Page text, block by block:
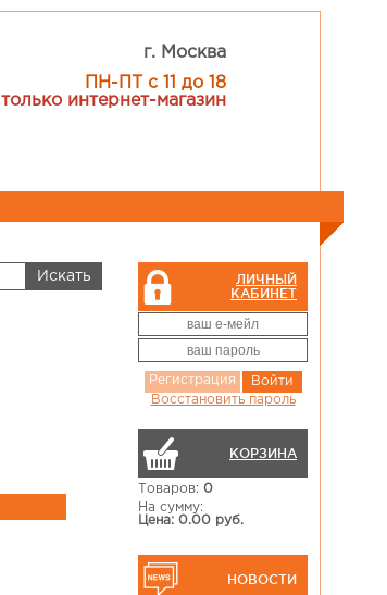
г. Москва
ПН-ПТ с 11 до 18
только интернет-магазин
ЛИЧНЫЙ
КАБИНЕТ
Регистрация
Войти
Восстановить пароль
КОРЗИНА
Товаров: 0
На сумму:
Цена: 0.00 руб.
НОВОСТИ